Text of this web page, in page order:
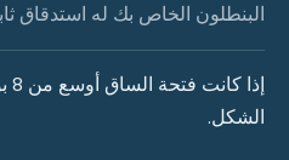
البنطلون الخاص بك له استدقاق
الشكل.